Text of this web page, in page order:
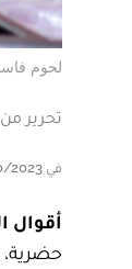
لحوم
تحرير
في 09/10/2023 على الساعة 20:45, تحديث بتاريخ 09/10/2023 على الساعة 20:45
أقوال